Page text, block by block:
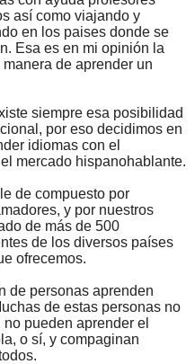
así como viajando y
en los paises donde se
Esa es en mi opinión la
manera de aprender un
siempre esa posibilidad
por eso decidimos en
idiomas con el
mercado hispanohablante.
de compuesto por
y por nuestros
de más de 500
de los diversos países
ofrecemos.
de personas aprenden
de estas personas no
pueden aprender el
o sí, y compaginan